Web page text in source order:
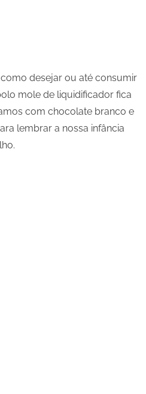
desejar ou até consumir
mole de liquidificador fica
com chocolate branco e
lembrar a nossa infância